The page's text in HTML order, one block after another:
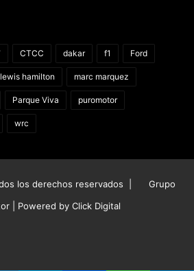
CTCC dakar f1 Ford
lewis hamilton marc marquez
Parque Viva puromotor
wrc
los derechos reservados |
Grupo
| Powered by Click Digital